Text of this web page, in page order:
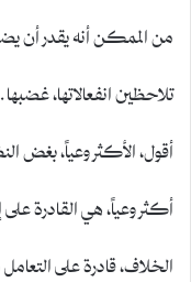
من الممكن أنه يقدر أن
تلاحظين انفعالاتها،
أقول، الأكثر وعياً، بغض
أكثر وعياً، هي القادرة
الخلاف، قادرة على